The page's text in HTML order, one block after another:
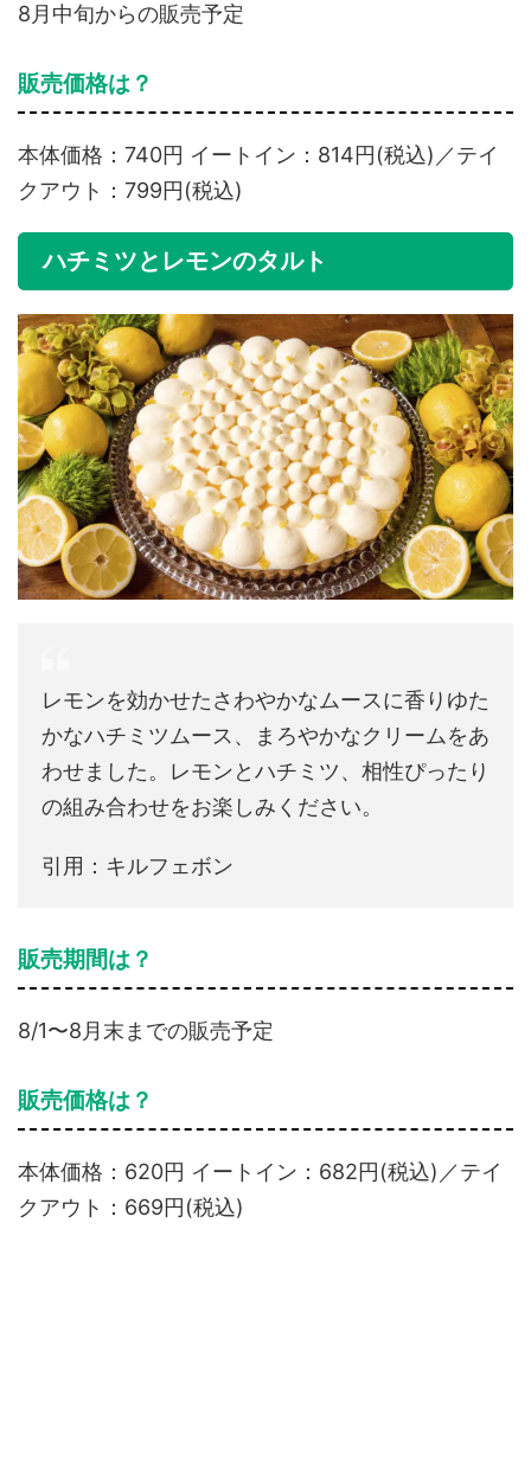
8月中旬からの販売予定
販売価格は？
本体価格：740円 イートイン：814円(税込)／テイ
クアウト：799円(税込)
ハチミツとレモンのタルト
レモンを効かせたさわやかなムースに香りゆた
かなハチミツムース、まろやかなクリームをあ
わせました。レモンとハチミツ、相性ぴったり
の組み合わせをお楽しみください。
引用：キルフェボン
販売期間は？
8/1〜8月末までの販売予定
販売価格は？
本体価格：620円 イートイン：682円(税込)／テイ
クアウト：669円(税込)